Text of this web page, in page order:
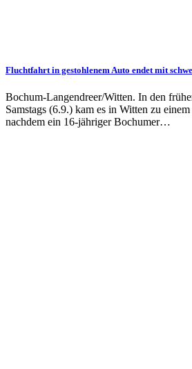
Fluchtfahrt in gestohlenem Auto endet mit
Bochum-Langendreer/Witten. In den
Samstags (6.9.) kam es in Witten zu
nachdem ein 16-jähriger Bochumer…